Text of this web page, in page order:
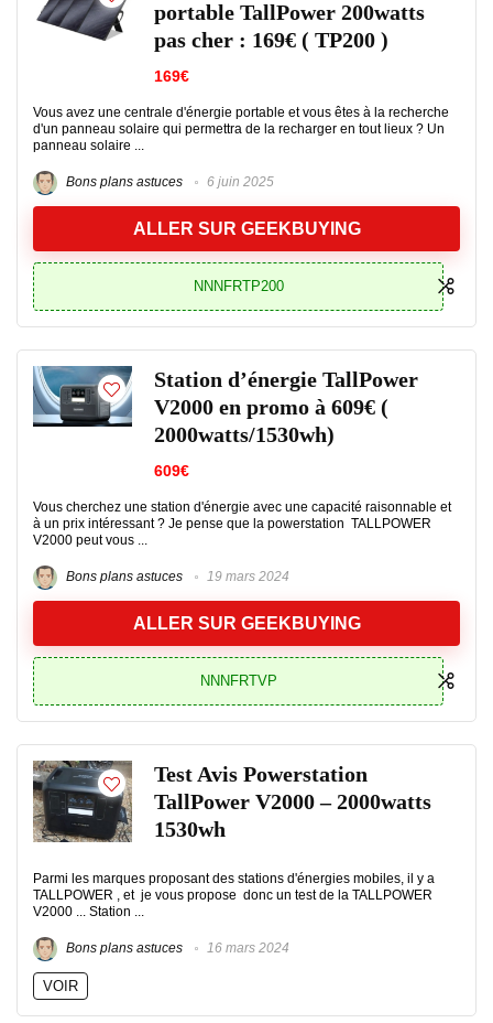
portable TallPower 200watts
pas cher : 169€ ( TP200 )
169€
Vous avez une centrale d'énergie portable et vous êtes à la recherche
d'un panneau solaire qui permettra de la recharger en tout lieux ? Un
panneau solaire ...
Bons plans astuces 6 juin 2025
ALLER SUR GEEKBUYING
NNNFRTP200
Station d’énergie TallPower
V2000 en promo à 609€ (
2000watts/1530wh)
609€
Vous cherchez une station d'énergie avec une capacité raisonnable et
à un prix intéressant ? Je pense que la powerstation TALLPOWER
V2000 peut vous ...
Bons plans astuces 19 mars 2024
ALLER SUR GEEKBUYING
NNNFRTVP
Test Avis Powerstation
TallPower V2000 – 2000watts
1530wh
Parmi les marques proposant des stations d'énergies mobiles, il y a
TALLPOWER , et je vous propose donc un test de la TALLPOWER
V2000 ... Station ...
Bons plans astuces 16 mars 2024
VOIR